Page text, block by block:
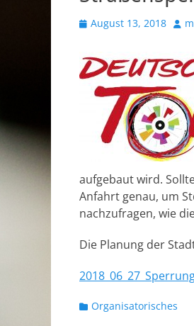
Veröffentlicht
August 13, 2018
aufgebaut wird.
Anfahrt genau, um
nachzufragen, wie
Die Planung der
Kategorien
Organisatorisches